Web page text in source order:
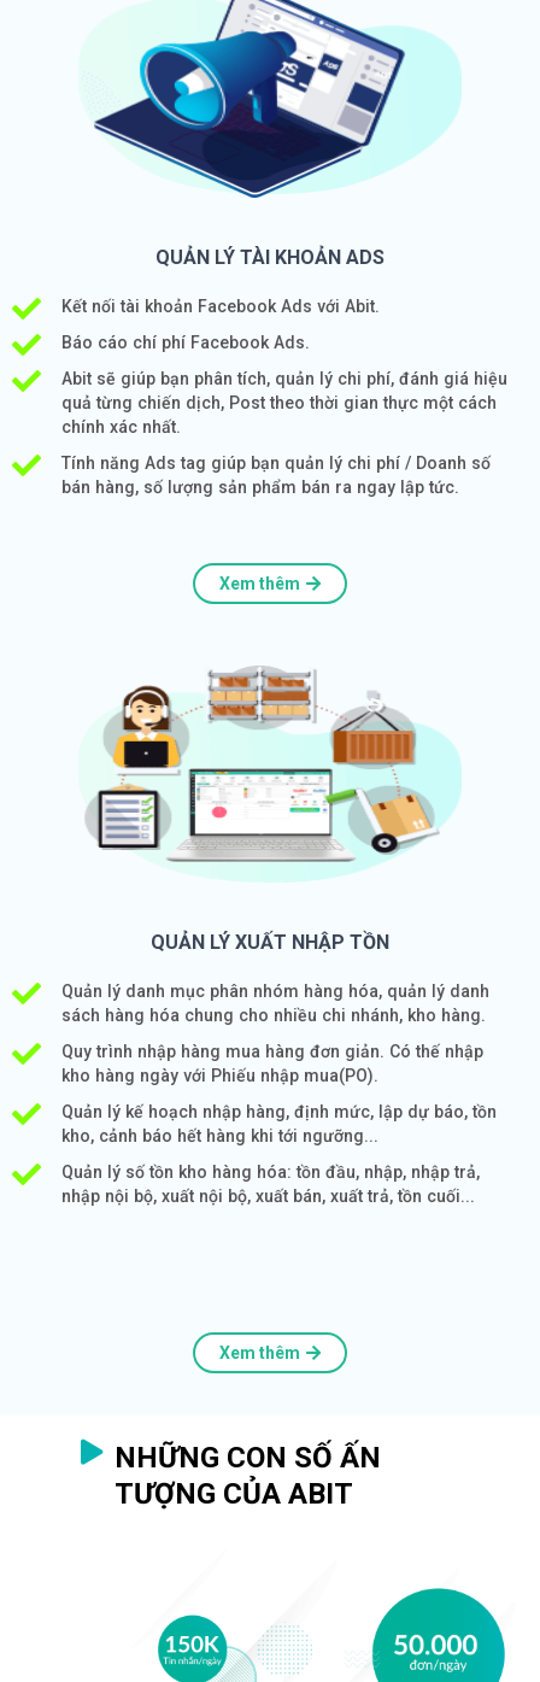
QUẢN LÝ TÀI KHOẢN ADS
Kết nối tài khoản Facebook Ads với Abit.
Báo cáo chí phí Facebook Ads.
Abit sẽ giúp bạn phân tích, quản lý chi phí, đánh giá hiệu
quả từng chiến dịch, Post theo thời gian thực một cách
chính xác nhất.
Tính năng Ads tag giúp bạn quản lý chi phí / Doanh số
bán hàng, số lượng sản phẩm bán ra ngay lập tức.
Xem thêm
QUẢN LÝ XUẤT NHẬP TỒN
Quản lý danh mục phân nhóm hàng hóa, quản lý danh
sách hàng hóa chung cho nhiều chi nhánh, kho hàng.
Quy trình nhập hàng mua hàng đơn giản. Có thế nhập
kho hàng ngày với Phiếu nhập mua(PO).
Quản lý kế hoạch nhập hàng, định mức, lập dự báo, tồn
kho, cảnh báo hết hàng khi tới ngưỡng...
Quản lý số tồn kho hàng hóa: tồn đầu, nhập, nhập trả,
nhập nội bộ, xuất nội bộ, xuất bán, xuất trả, tồn cuối...
Xem thêm
NHỮNG CON SỐ ẤN
TƯỢNG CỦA ABIT